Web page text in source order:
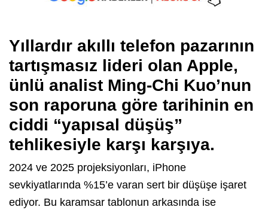
Yıllardır akıllı telefon pazarının
tartışmasız lideri olan Apple,
ünlü analist Ming-Chi Kuo’nun
son raporuna göre tarihinin en
ciddi “yapısal düşüş”
tehlikesiyle karşı karşıya.
2024 ve 2025 projeksiyonları, iPhone
sevkiyatlarında %15’e varan sert bir düşüşe işaret
ediyor. Bu karamsar tablonun arkasında ise